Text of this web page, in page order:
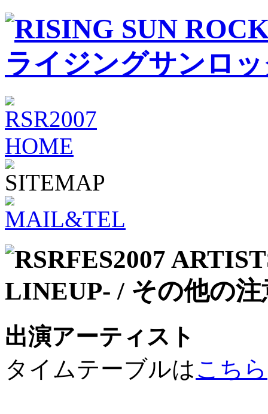
出演アーティスト
タイムテーブルはこちら